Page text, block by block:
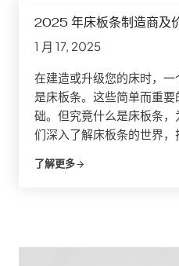
2025 年床板条制造商及
1 月 17, 2025
在建造或升级您的床时，
是床板条。这些简单而重
础。但究竟什么是床板条
们深入了解床板条的世界，
了解更多